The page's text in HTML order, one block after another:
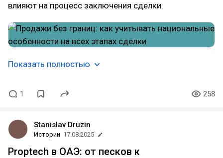
влияют на процесс заключения сделки.
Показать полностью
1 258
Stanislav Druzin
Истории 17.08.2025
Proptech в ОАЭ: от песков к